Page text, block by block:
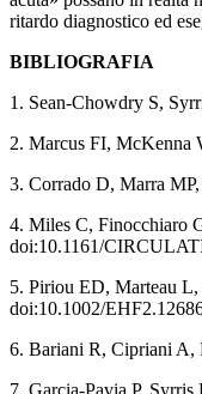
ritardo diagnostico ed
BIBLIOGRAFIA
1. Sean-Chowdry S,
2. Marcus FI, McKenna
3. Corrado D, Marra
4. Miles C, Finocchiaro
doi:10.1161/
5. Piriou ED, Marteau L,
doi:10.1002/
6. Bariani R, Cipriani A,
7. Garcia-Pavia P,